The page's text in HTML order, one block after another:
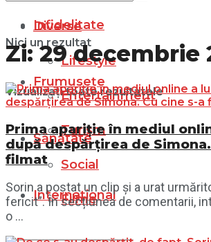
Diverse
Lifestyle
Entertainment
Turism
Social
Filme
Infidelitate
Frumusețe
Sănătate
Internațional
Nici un rezultat
Vizualizați toate rezultatele
Zi:29 decembrie
Prima apariție în mediul
după despărțirea de
filmat
Sorin a postat un clip și a urat
fericit”. În secțiunea de comentarii,
o ...